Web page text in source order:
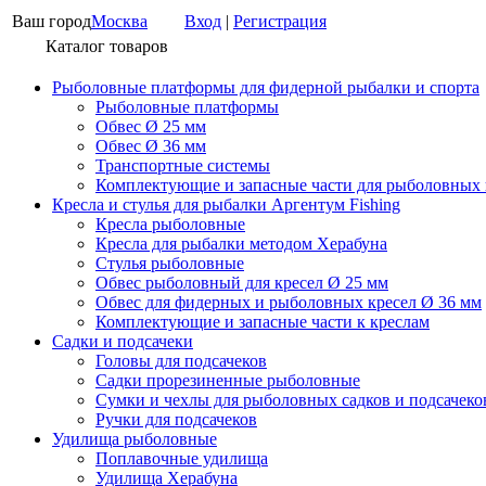
Ваш городМосква Вход | Регистрация
Каталог товаров
Рыболовные платформы для фидерной рыбалки и спорта
Рыболовные платформы
Обвес Ø 25 мм
Обвес Ø 36 мм
Транспортные системы
Комплектующие и запасные части для рыболовных
Кресла и стулья для рыбалки Аргентум Fishing
Кресла рыболовные
Кресла для рыбалки методом Херабуна
Стулья рыболовные
Обвес рыболовный для кресел Ø 25 мм
Обвес для фидерных и рыболовных кресел Ø 36 мм
Комплектующие и запасные части к креслам
Садки и подсачеки
Головы для подсачеков
Садки прорезиненные рыболовные
Сумки и чехлы для рыболовных садков и
Ручки для подсачеков
Удилища рыболовные
Поплавочные удилища
Удилища Херабуна